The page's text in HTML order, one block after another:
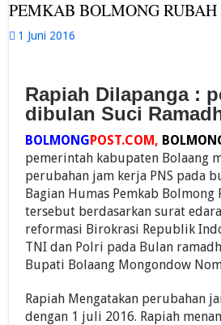
PEMKAB BOLMONG
1 Juni 2016
Rapiah Dilapanga :
dibulan Suci
BOLMONGPOST.COM,
pemerintah kabupaten Bolaang
perubahan jam kerja PNS pada
Bagian Humas Pemkab
tersebut berdasarkan surat
reformasi Birokrasi Republik
TNI dan Polri pada Bulan
Bupati Bolaang Mongondow
Rapiah Mengatakan perubahan
dengan 1 juli 2016. Rapiah